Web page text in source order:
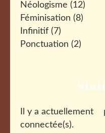
Néologisme (12)
Féminisation (8)
Infinitif (7)
Ponctuation (2)
Il y a actuellement
connectée(s).